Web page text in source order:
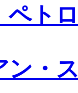
ペト
ン・